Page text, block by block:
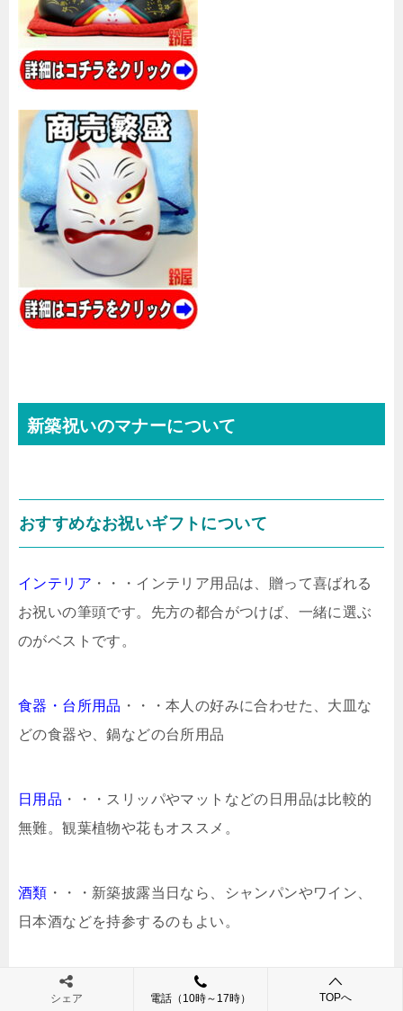
新築祝いのマナーについて
おすすめなお祝いギフトについて
インテリア ・・・インテリア用品は、贈って喜ばれる
お祝いの筆頭です。先方の都合がつけば、一緒に選ぶ
のがベストです。
食器・台所用品 ・・・本人の好みに合わせた、大皿な
どの食器や、鍋などの台所用品
日用品 ・・・スリッパやマットなどの日用品は比較的
無難。観葉植物や花もオススメ。
酒類 ・・・新築披露当日なら、シャンパンやワイン、
日本酒などを持参するのもよい。
商品券・・・親類や親しい関係であれば、新築をした
シェア 電話（10時～17時） TOPへ